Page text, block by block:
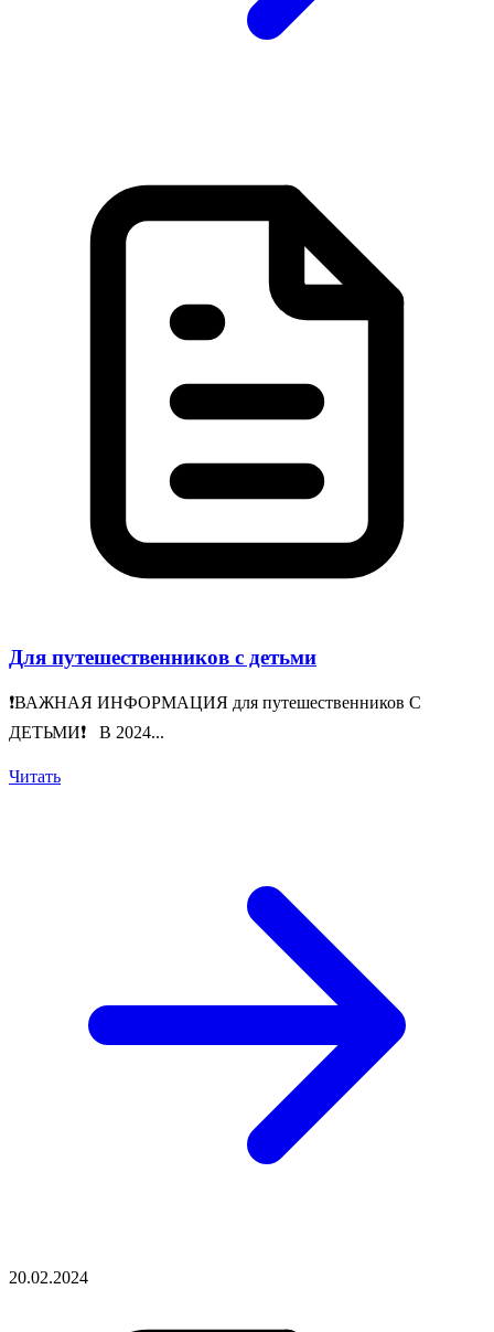
Для путешественников с детьми
❗️ВАЖНАЯ ИНФОРМАЦИЯ для путешественников С
ДЕТЬМИ❗️ В 2024...
Читать
20.02.2024